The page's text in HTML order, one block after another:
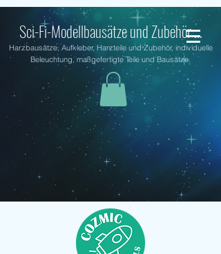
Sci-Fi-Modellbausätze und Zubehör ...
Harzbausätze, Aufkleber, Harzteile und Zubehör, individuelle
Beleuchtung, maßgefertigte Teile und Bausätze.